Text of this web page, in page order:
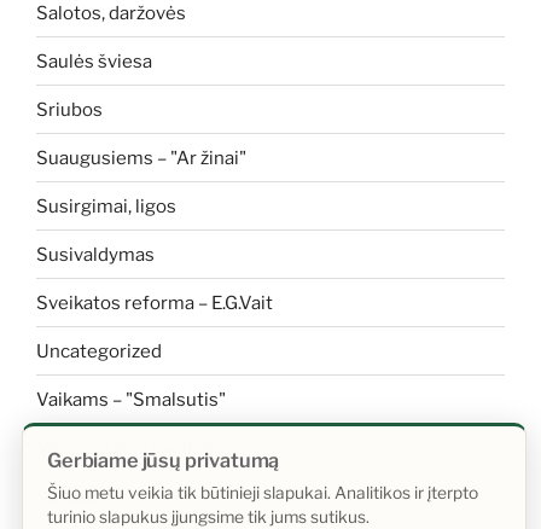
Salotos, daržovės
Saulės šviesa
Sriubos
Suaugusiems – "Ar žinai"
Susirgimai, ligos
Susivaldymas
Sveikatos reforma – E.G.Vait
Uncategorized
Vaikams – "Smalsutis"
Vaikams apie sveikatą
Vanduo
Gerbiame jūsų privatumą
Šiuo metu veikia tik būtinieji slapukai. Analitikos ir įterpto
turinio slapukus įjungsime tik jums sutikus.